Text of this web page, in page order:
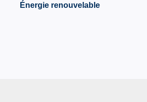
Énergie renouvelable